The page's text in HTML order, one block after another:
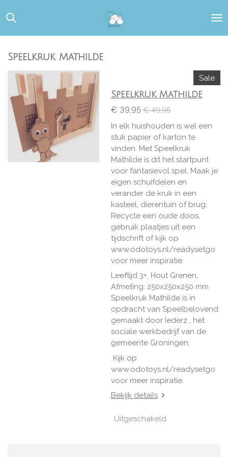
direct
hoofdinhoud
Speelkruk Mathilde
Sale
Speelkruk Mathilde
€ 39,95 € 49,95
In elk huishouden is wel een
stuk papier of karton te
vinden. Met Speelkruk
Mathilde is dit het startpunt
voor fantasievol spel. Maak je
eigen schuifdelen en
verander de kruk in een
kasteel, dierentuin of brug.
Recycle een oude doos,
gebruik plaatjes uit een
tijdschrift of kijk op
www.odotoys.nl/readysetgo
voor meer inspiratie.
Leeftijd 3+, Hout Grenen,
Afmeting: 250x250x250 mm
Speelkruk Mathilde is in
opdracht van Speelbelovend
gemaakt door Iederz , het
sociale werkbedrijf van de
gemeente Groningen.
Kijk op
www.odotoys.nl/readysetgo
voor meer inspiratie.
Bekijk details
Uitgeschakeld